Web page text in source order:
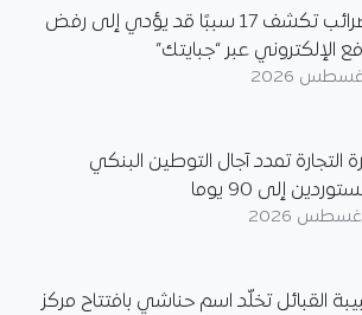
الضرائب تكشف 17 سببًا قد يؤدي إلى رفض
الإلكتروني عبر “جبايتك”
التجارة تمدد آجال التوطين البنكي
إلى 90 يوما
القبائل تخلّد اسم حناشي بافتتاح مركز